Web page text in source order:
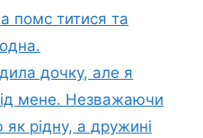
помс титися та
дочку, але я
мене. Незважаючи
рідну, а дружині